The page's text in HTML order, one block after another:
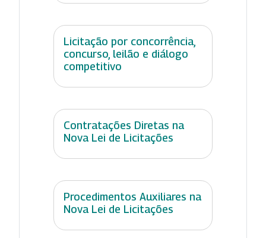
Licitação por concorrência,
concurso, leilão e diálogo
competitivo
Contratações Diretas na
Nova Lei de Licitações
Procedimentos Auxiliares na
Nova Lei de Licitações